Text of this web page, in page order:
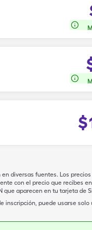
$
diversas fuentes. Los
con el precio que recibes
que aparecen en tu tarjeta de
inscripción, puede usarse solo